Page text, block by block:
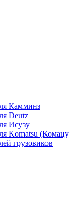
Камминз
Deutz
Исузу
Komatsu
грузовиков